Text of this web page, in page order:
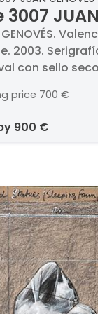
3007
2003.
con sello
7/7. Medidas
digital del
price 700 €
900 €